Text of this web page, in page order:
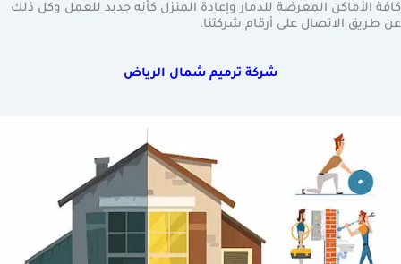
كافة الأماكن المعرضة للدمار وإعادة المنزل كأنه جديد للعمل وكل ذلك
عن طريق الاتصال على أرقام شركتنا.
شركة ترميم شمال الرياض